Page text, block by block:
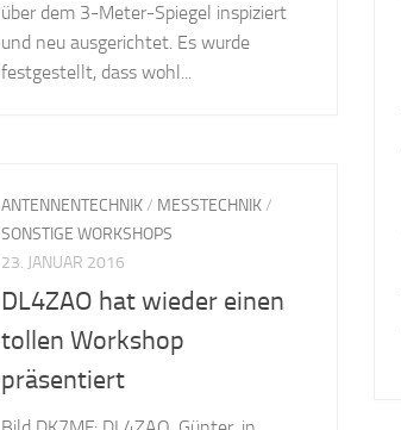
über dem 3-Meter-Spiegel inspiziert
und neu ausgerichtet. Es wurde
festgestellt, dass wohl...
ANTENNENTECHNIK/ MESSTECHNIK/
SONSTIGE WORKSHOPS
23. JANUAR 2016
DL4ZAO hat wieder einen
tollen Workshop
präsentiert